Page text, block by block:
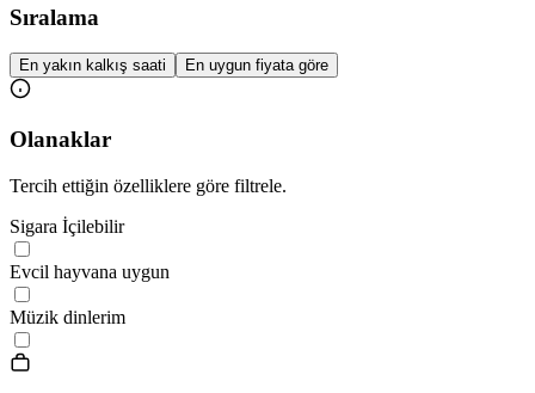
Sıralama
En yakın kalkış saati En uygun fiyata göre
Olanaklar
Tercih ettiğin özelliklere göre filtrele.
Sigara İçilebilir
Evcil hayvana uygun
Müzik dinlerim